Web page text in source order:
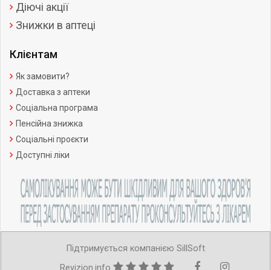
Діючі акції
Знижки в аптеці
Клієнтам
Як замовити?
Доставка з аптеки
Соціальна програма
Пенсійна знижка
Соціальні проєкти
Доступні ліки
Підтримується компанією SillSoft